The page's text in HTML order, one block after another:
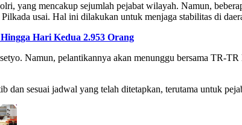
yang mencakup sejumlah pejabat wilayah. Namun,
usai. Hal ini dilakukan untuk menjaga stabilitas di
Hari Kedua 2.953 Orang
Namun, pelantikannya akan menunggu bersama TR-
dan sesuai jadwal yang telah ditetapkan, terutama untuk